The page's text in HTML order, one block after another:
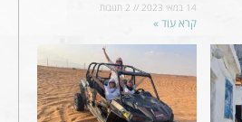
14 במאי 2023
קרא עוד »